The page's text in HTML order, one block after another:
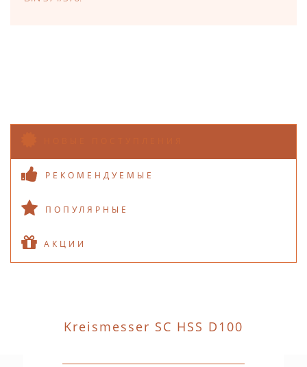
РЕКОМЕНДУЕМЫЕ
ПОПУЛЯРНЫЕ
АКЦИИ
Kreismesser SC HSS D100